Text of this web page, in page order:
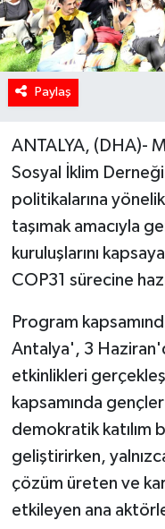
Paylaş
ANTALYA, (DHA)-
Sosyal İklim
politikalarına
taşımak amacıyla
kuruluşlarını
COP31 sürecine
Program
Antalya', 3
etkinlikleri
kapsamında
demokratik katılım
geliştirirken,
çözüm üreten ve
etkileyen ana